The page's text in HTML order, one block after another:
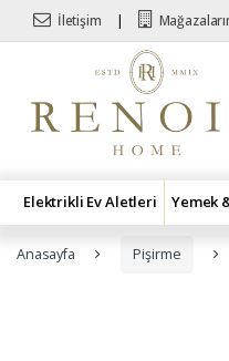
Skip to navigation
Skip to content
İletişim
Elektrikli Ev Aletleri Yemek
Anasayfa Pişirme